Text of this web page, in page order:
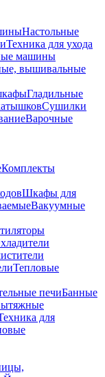
Настольные
Техника для ухода
машины
вышивальные
Гладильные
Сушилки
Варочные
Комплекты
Шкафы для
Вакуумные
Тепловые
печиБанные
для